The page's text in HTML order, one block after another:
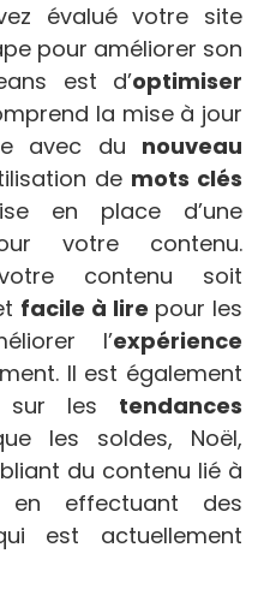
évalué votre site
pour améliorer son
est d’optimiser
la mise à jour
avec du nouveau
de mots clés
en place d’une
votre contenu.
contenu soit
facile à lire pour les
l’expérience
Il est également
sur les tendances
les soldes, Noël,
du contenu lié à
effectuant des
est actuellement